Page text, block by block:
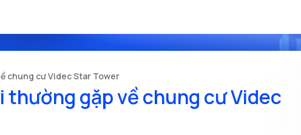
chung cư Videc Star Tower
thường gặp về chung cư Videc